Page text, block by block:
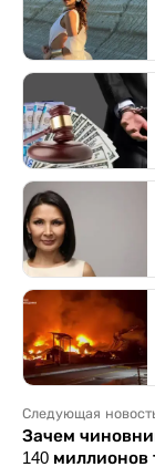
Следующая
Зачем
140 миллионов